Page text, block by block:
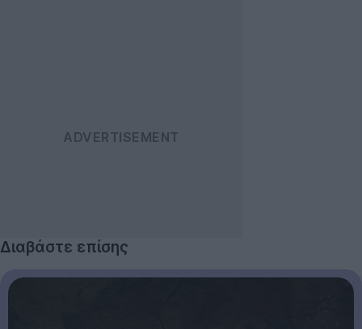
Διαβάστε επίσης